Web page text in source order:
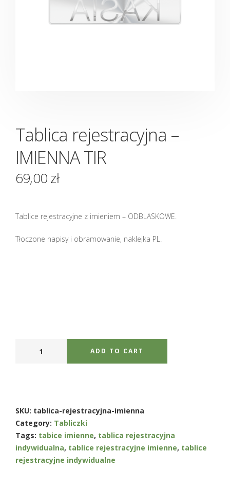
Tablica rejestracyjna –
IMIENNA TIR
69,00zł
Tablice rejestracyjne z imieniem – ODBLASKOWE.
Tłoczone napisy i obramowanie, naklejka PL.
ADD TO CART
SKU: tablica-rejestracyjna-imienna
Category: Tabliczki
Tags: tabice imienne, tablica rejestracyjna
indywidualna, tablice rejestracyjne imienne, tablice
rejestracyjne indywidualne